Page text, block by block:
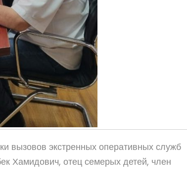
вызовов экстренных оперативных служб
Хамидович, отец семерых детей, член